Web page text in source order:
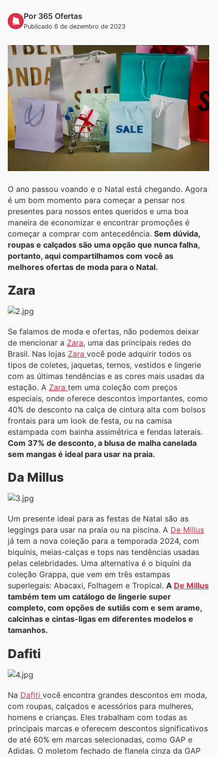
Por 365 Ofertas
Publicado 6 de dezembro de 2023
O ano passou voando e o Natal está chegando. Agora
é um bom momento para começar a pensar nos
presentes para nossos entes queridos e uma boa
maneira de economizar e encontrar promoções é
começar a comprar com antecedência. Sem dúvida,
roupas e calçados são uma opção que nunca falha,
portanto, aqui compartilhamos com você as
melhores ofertas de moda para o Natal.
Zara
Se falamos de moda e ofertas, não podemos deixar
de mencionar a Zara, uma das principais redes do
Brasil. Nas lojas Zara você pode adquirir todos os
tipos de coletes, jaquetas, ternos, vestidos e lingerie
com as últimas tendências e as cores mais usadas da
estação. A Zara tem uma coleção com preços
especiais, onde oferece descontos importantes, como
40% de desconto na calça de cintura alta com bolsos
frontais para um look de festa, ou na camisa
estampada com bainha assimétrica e fendas laterais.
Com 37% de desconto, a blusa de malha canelada
sem mangas é ideal para usar na praia.
Da Millus
Um presente ideal para as festas de Natal são as
leggings para usar na praia ou na piscina. A De Millus
já tem a nova coleção para a temporada 2024, com
biquínis, meias-calças e tops nas tendências usadas
pelas celebridades. Uma alternativa é o biquíni da
coleção Grappa, que vem em três estampas
superlegais: Abacaxi, Folhagem e Tropical. A De Millus
também tem um catálogo de lingerie super
completo, com opções de sutiãs com e sem arame,
calcinhas e cintas-ligas em diferentes modelos e
tamanhos.
Dafiti
Na Dafiti você encontra grandes descontos em moda,
com roupas, calçados e acessórios para mulheres,
homens e crianças. Eles trabalham com todas as
principais marcas e oferecem descontos significativos
de até 60% em marcas selecionadas, como GAP e
Adidas. O moletom fechado de flanela cinza da GAP